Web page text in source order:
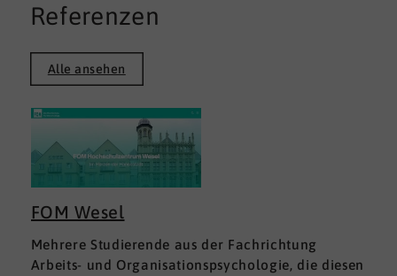
Referenzen
Alle ansehen
FOM Wesel
Mehrere Studierende aus der Fachrichtung
Arbeits- und Organisationspsychologie, die diesen